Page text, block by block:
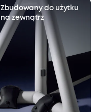
Zbudowany do użytku
na zewnątrz